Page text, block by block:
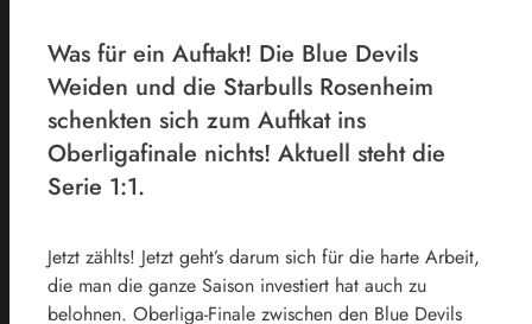
Was für ein Auftakt! Die Blue Devils
Weiden und die Starbulls Rosenheim
schenkten sich zum Auftkat ins
Oberligafinale nichts! Aktuell steht die
Serie 1:1.
Jetzt zählts! Jetzt geht’s darum sich für die harte Arbeit,
die man die ganze Saison investiert hat auch zu
belohnen. Oberliga-Finale zwischen den Blue Devils